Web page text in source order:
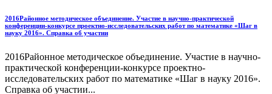
2016Районное методическое объединение. Участие в научно-практической
конференции-конкурсе проектно-исследовательских работ по математике «Шаг в
науку 2016». Справка об участии
2016Районное методическое объединение. Участие в научно-
практической конференции-конкурсе проектно-
исследовательских работ по математике «Шаг в науку 2016».
Справка об участии...